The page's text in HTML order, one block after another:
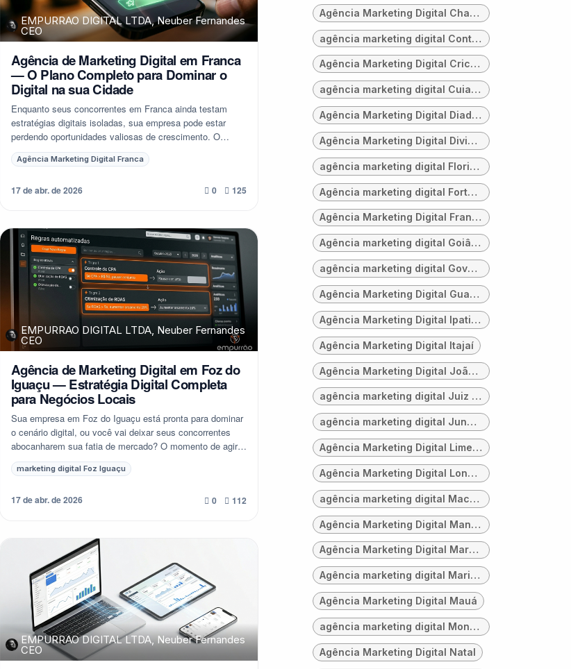
EMPURRAO DIGITAL LTDA, Neuber Fernandes
CEO
Agência de Marketing Digital em Franca
— O Plano Completo para Dominar o
Digital na sua Cidade
Enquanto seus concorrentes em Franca ainda testam
estratégias digitais isoladas, sua empresa pode estar
perdendo oportunidades valiosas de crescimento. O
mercado local exige uma abordagem integrada, u...
Agência Marketing Digital Franca
17 de abr. de 2026 0 125
EMPURRAO DIGITAL LTDA, Neuber Fernandes
CEO
Agência de Marketing Digital em Foz do
Iguaçu — Estratégia Digital Completa
para Negócios Locais
Sua empresa em Foz do Iguaçu está pronta para dominar
o cenário digital, ou você vai deixar seus concorrentes
abocanharem sua fatia de mercado? O momento de agir
no marketing digital Foz Iguaçu é agor...
marketing digital Foz Iguaçu
17 de abr. de 2026 0 112
EMPURRAO DIGITAL LTDA, Neuber Fernandes
CEO
Agência Marketing Digital Chapecó
agência marketing digital Contagem
Agência Marketing Digital Criciúma
agência marketing digital Cuiabá
Agência Marketing Digital Diadema
Agência Marketing Digital Divinópolis
agência marketing digital Florianópolis
Agência marketing digital Fortaleza
Agência Marketing Digital Franca
Agência marketing digital Goiânia
agência marketing digital Governador Valadares
Agência Marketing Digital Guarulhos
Agência Marketing Digital Ipatinga
Agência Marketing Digital Itajaí
Agência Marketing Digital João Pessoa
agência marketing digital Juiz de Fora
agência marketing digital Jundiaí
Agência Marketing Digital Limeira
Agência Marketing Digital Londrina
agência marketing digital Maceió
Agência Marketing Digital Manaus
Agência Marketing Digital Marabá
Agência marketing digital Maringá
Agência Marketing Digital Mauá
agência marketing digital Montes Claros
Agência Marketing Digital Natal